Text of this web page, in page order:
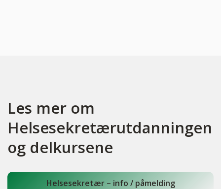
Les mer om
Helsesekretærutdanningen
og delkursene
Helsesekretær – info / påmelding